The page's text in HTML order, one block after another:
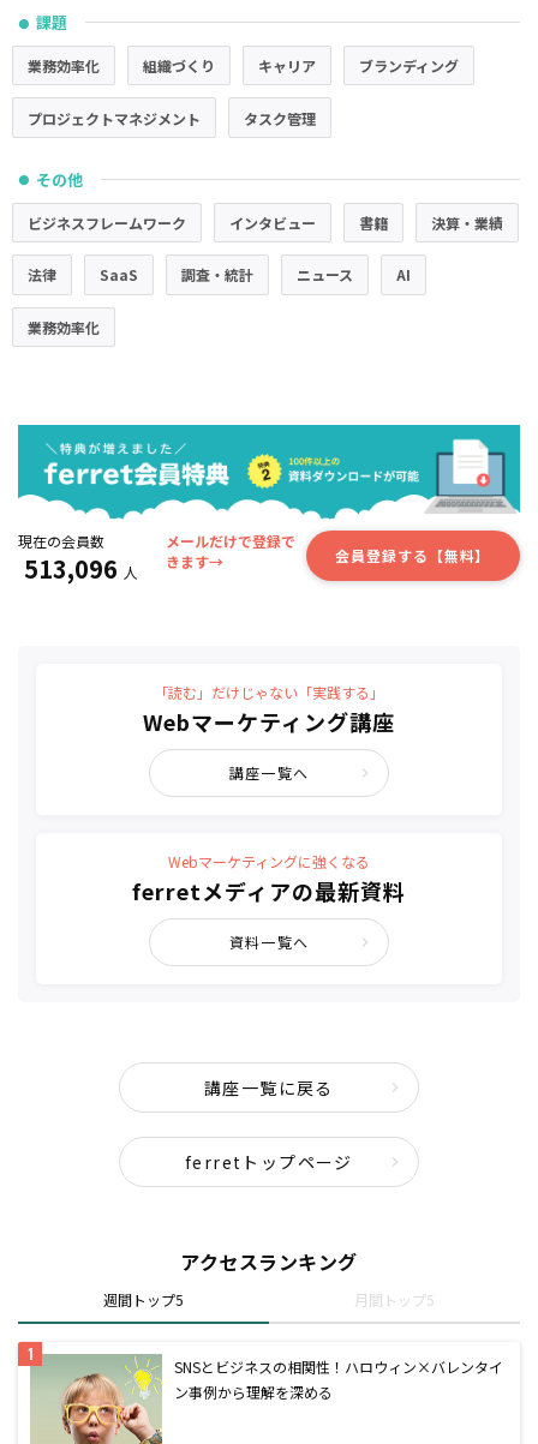
● 課題
業務効率化 組織づくり キャリア ブランディング
プロジェクトマネジメント タスク管理
● その他
ビジネスフレームワーク インタビュー 書籍 決算・業績
法律 SaaS 調査・統計 ニュース AI
業務効率化
現在の会員数
513,096 人
メールだけで登録で
きます→
会員登録する【無料】
「読む」だけじゃない「実践する」
Webマーケティング講座
講座一覧へ
Webマーケティングに強くなる
ferretメディアの最新資料
資料一覧へ
講座一覧に戻る
ferretトップページ
アクセスランキング
週間トップ5 月間トップ5
SNSとビジネスの相関性！ハロウィン×バレンタイ
ン事例から理解を深める